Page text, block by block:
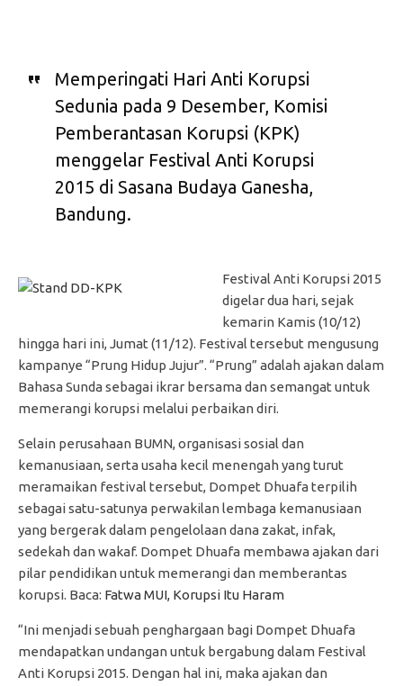
Memperingati Hari Anti Korupsi
Sedunia pada 9 Desember, Komisi
Pemberantasan Korupsi (KPK)
menggelar Festival Anti Korupsi
2015 di Sasana Budaya Ganesha,
Bandung.
Festival Anti Korupsi 2015
digelar dua hari, sejak
kemarin Kamis (10/12)
hingga hari ini, Jumat (11/12). Festival tersebut mengusung
kampanye “Prung Hidup Jujur”. “Prung” adalah ajakan dalam
Bahasa Sunda sebagai ikrar bersama dan semangat untuk
memerangi korupsi melalui perbaikan diri.
Selain perusahaan BUMN, organisasi sosial dan
kemanusiaan, serta usaha kecil menengah yang turut
meramaikan festival tersebut, Dompet Dhuafa terpilih
sebagai satu-satunya perwakilan lembaga kemanusiaan
yang bergerak dalam pengelolaan dana zakat, infak,
sedekah dan wakaf. Dompet Dhuafa membawa ajakan dari
pilar pendidikan untuk memerangi dan memberantas
korupsi. Baca: Fatwa MUI, Korupsi Itu Haram
“Ini menjadi sebuah penghargaan bagi Dompet Dhuafa
mendapatkan undangan untuk bergabung dalam Festival
Anti Korupsi 2015. Dengan hal ini, maka ajakan dan